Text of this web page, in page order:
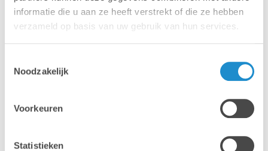
informatie die u aan ze heeft verstrekt of die ze hebben
verzameld op basis van uw gebruik van hun services.
Noodzakelijk
Voorkeuren
Statistieken